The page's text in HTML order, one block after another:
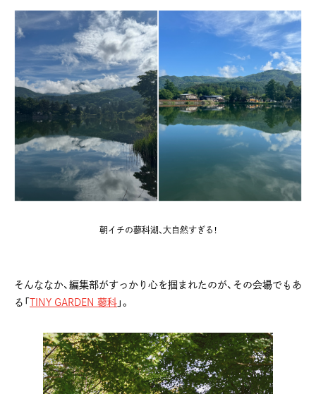
朝イチの蓼科湖、大自然すぎる！
そんななか、編集部がすっかり心を掴まれたのが、その会場でもあ
る「
TINY GARDEN 蓼科 」。